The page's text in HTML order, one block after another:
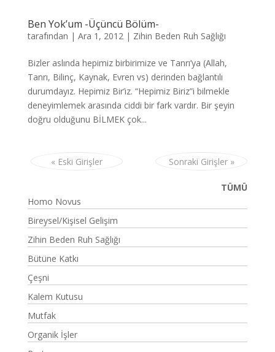
Ben Yok’um -Üçüncü Bölüm-
tarafından | Ara 1, 2012| Zihin Beden Ruh Sağlığı
Bizler aslında hepimiz birbirimize ve Tanrı’ya (Allah,
Tanrı, Bilinç, Kaynak, Evren vs) derinden bağlantılı
durumdayız. Hepimiz Bir’iz. “Hepimiz Biriz”i bilmekle
deneyimlemek arasında ciddi bir fark vardır. Bir şeyin
doğru olduğunu BİLMEK çok...
« Eski Girişler Sonraki Girişler »
TÜMÜ
Homo Novus
Bireysel/Kişisel Gelişim
Zihin Beden Ruh Sağlığı
Bütüne Katkı
Çeşni
Kalem Kutusu
Mutfak
Organik İşler